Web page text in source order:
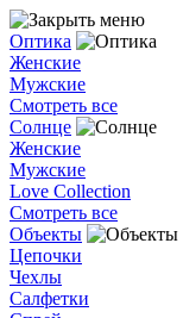
Оптика
Женские
Мужские
Смотреть все
Солнце
Женские
Мужские
Love Collection
Смотреть все
Объекты
Цепочки
Чехлы
Салфетки